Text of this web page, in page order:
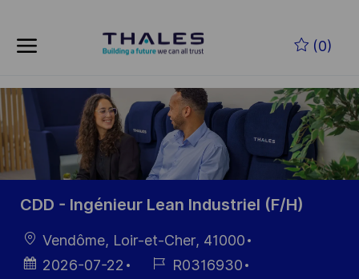
(0)
-
CDD - Ingénieur Lean Industriel (F/H)
LocationVendôme, Loir-et-Cher, 41000
Posted2026-07-22
Job R0316930